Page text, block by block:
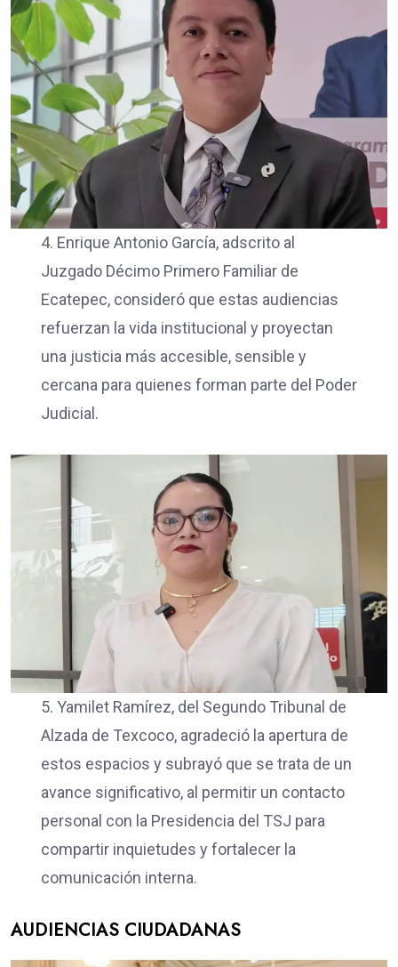
4. Enrique Antonio García, adscrito al
Juzgado Décimo Primero Familiar de
Ecatepec, consideró que estas audiencias
refuerzan la vida institucional y proyectan
una justicia más accesible, sensible y
cercana para quienes forman parte del Poder
Judicial.
5. Yamilet Ramírez, del Segundo Tribunal de
Alzada de Texcoco, agradeció la apertura de
estos espacios y subrayó que se trata de un
avance significativo, al permitir un contacto
personal con la Presidencia del TSJ para
compartir inquietudes y fortalecer la
comunicación interna.
AUDIENCIAS CIUDADANAS